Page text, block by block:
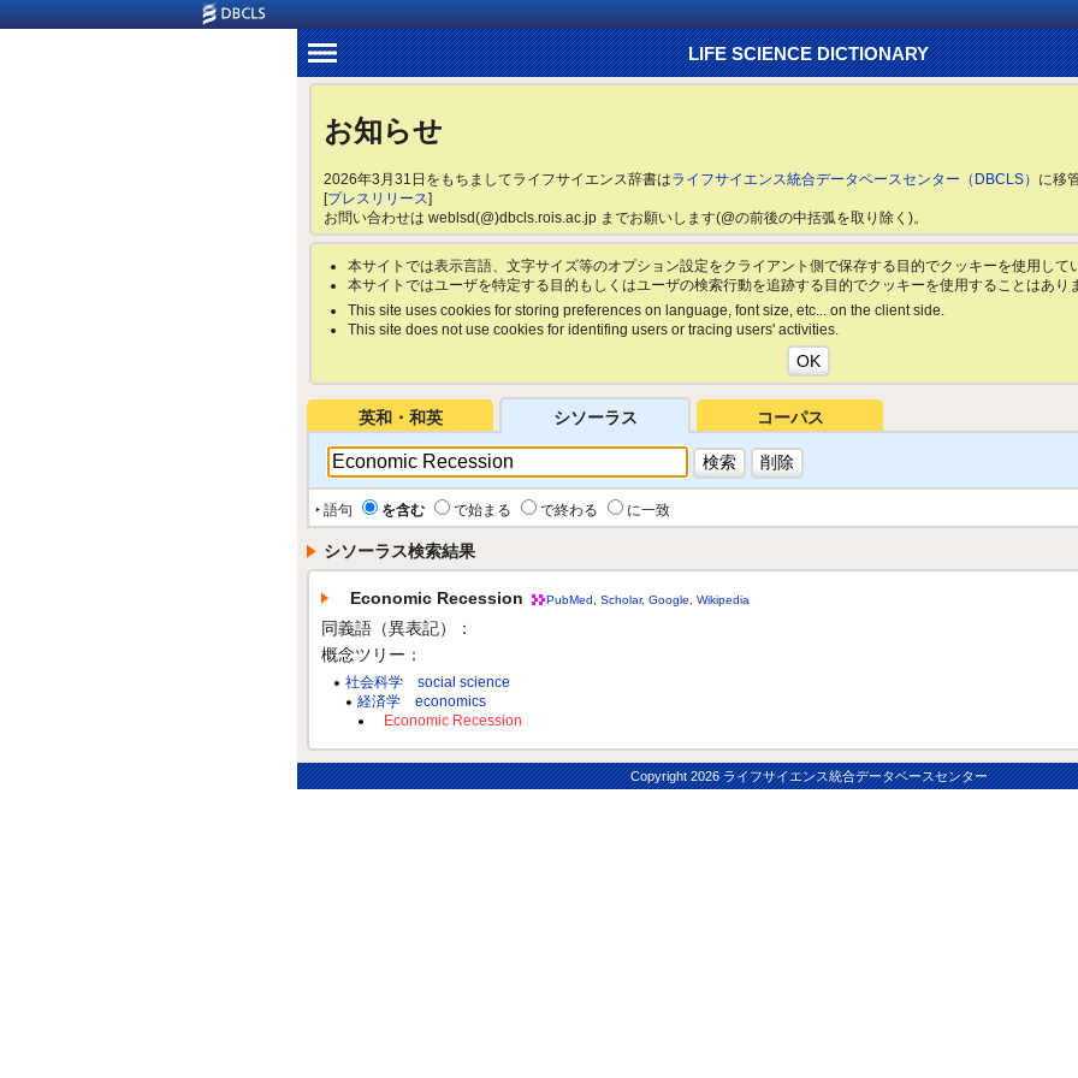
LIFE SCIENCE DICTIONARY
お知らせ
2026年3月31日をもちましてライフサイエンス辞書はライフサイエンス統合データベースセンター（DBCLS） に移
[プレスリリース]
お問い合わせは weblsd(@)dbcls.rois.ac.jp までお願いします(@の前後の中括弧を取り除く)。
本サイトでは表示言語、文字サイズ等のオプション設定をクライアント側で保存する目的でクッキーを使用して
本サイトではユーザを特定する目的もしくはユーザの検索行動を追跡する目的でクッキーを使用することはあり
This site uses cookies for storing preferences on language, font size, etc... on the client side.
This site does not use cookies for identifing users or tracing users' activities.
英和・和英 シソーラス コーパス
‣ 語句 を含む で始まる で終わる
に一致
シソーラス検索結果
Economic Recession PubMed Scholar, Google Wikipedia
同義語（異表記）：
概念ツリー：
社会科学 social science
経済学 economics
Economic Recession
Copyright2026 ライフサイエンス統合データベースセンター